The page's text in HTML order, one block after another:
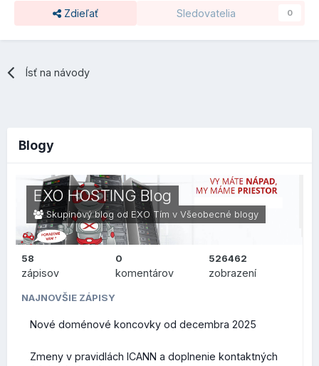
Zdieľať Sledovatelia 0
Ísť na návody
Blogy
EXO HOSTING Blog
Skupinový blog od EXO Tím v Všeobecné blogy
58
zápisov
0
komentárov
526462
zobrazení
NAJNOVŠIE ZÁPISY
Nové doménové koncovky od decembra 2025
Zmeny v pravidlách ICANN a doplnenie kontaktných